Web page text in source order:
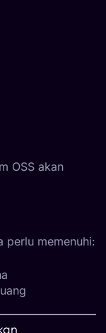
OSS akan
perlu memenuhi: